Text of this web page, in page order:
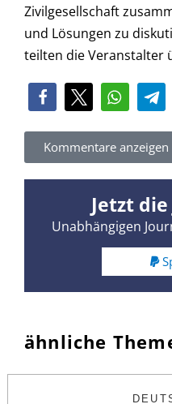
Zivilgesellschaft
und Lösungen zu
teilten die Veranstalter
Kommentare anzeigen
Jetzt
Unabhängigen
ähnliche